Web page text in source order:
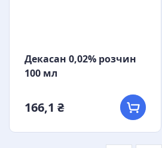
Декасан 0,02% розчин
100 мл
166,1 ₴